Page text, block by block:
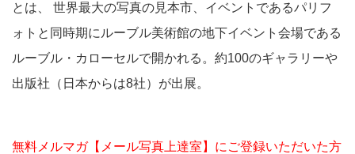
とは、 世界最大の写真の見本市、イベントであるパリフ
ォトと同時期にルーブル美術館の地下イベント会場である
ルーブル・カローセルで開かれる。約100のギャラリーや
出版社（日本からは8社）が出展。
無料メルマガ【メール写真上達室】にご登録いただいた方